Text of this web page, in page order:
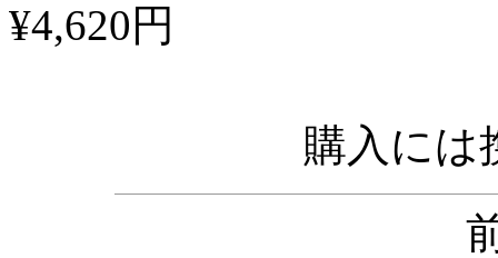
¥4,620円
購入には